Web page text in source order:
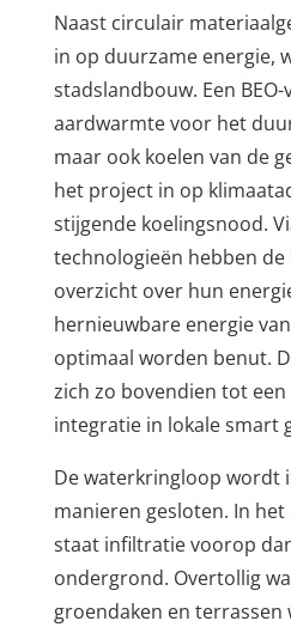
Naast circulair
in op duurzame energie,
stadslandbouw. Een
aardwarmte voor het
maar ook koelen van de
het project in op
stijgende koelingsnood.
technologieën hebben
overzicht over hun
hernieuwbare energie
optimaal worden benut.
zich zo bovendien tot
integratie in lokale smart
De waterkringloop wordt
manieren gesloten. In
staat infiltratie voorop
ondergrond. Overtollig
groendaken en terrassen